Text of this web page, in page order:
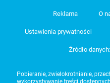
Reklama O
Ustawienia prywatności
Źródło
Pobieranie, zwielokrotnianie,
wykorzystywanie treści